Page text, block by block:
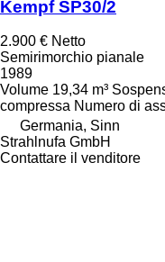
Kempf SP30/2
2.900 € Netto
Semirimorchio pianale
1989
Volume 19,34 m³
compressa Numero di
Germania, Sinn
Strahlnufa GmbH
Contattare il venditore